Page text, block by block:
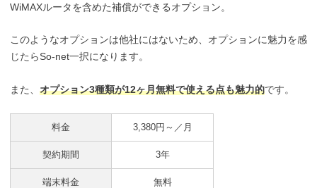
WiMAXルータを含めた補償ができるオプション。
このようなオプションは他社にはないため、オプションに魅力を感
じたらSo-net一択になります。
また、 オプション3種類が12ヶ月無料で使える点も魅力的です。
料金 3,380円～／月
契約期間 3年
端末料金 無料